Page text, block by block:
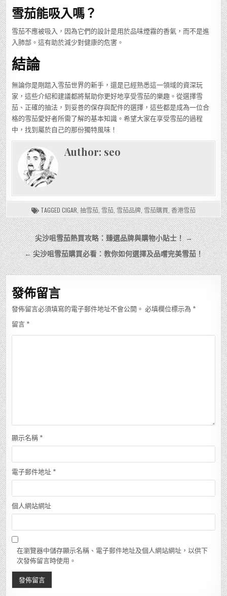
雪茄能吸入嗎？
雪茄不應被吸入，因為它們的設計是用於品味煙霧的香氣，而不是進
入肺部。這有助於減少對健康的危害。
結論
無論你是剛踏入雪茄世界的新手，還是已經熟悉這一領域的資深玩
家，這些介紹和建議都將幫助你更好地享受雪茄的樂趣。從選擇雪
茄、正確的抽法，到妥善的保存與配件的選擇，這些都是成為一位合
格的雪茄愛好者所需了解的基本知識。希望大家在享受雪茄的過程
中，找到屬於自己的那份獨特風味！
Author: seo
TAGGED CIGAR 抽雪茄 雪茄 雪茄品牌 雪茄購買 香港雪茄
文
章
導
覽
尖沙咀雪茄熱買攻略：臻選品牌與購物小貼士！ →
← 尖沙咀雪茄購買必看：教你如何選擇及品嚐完美雪茄！
發佈留言
發佈留言必須填寫的電子郵件地址不會公開。 必填欄位標示為 *
留言 *
顯示名稱 *
電子郵件地址 *
個人網站網址
在瀏覽器中儲存顯示名稱、電子郵件地址及個人網站網址，以供下
次發佈留言時使用。